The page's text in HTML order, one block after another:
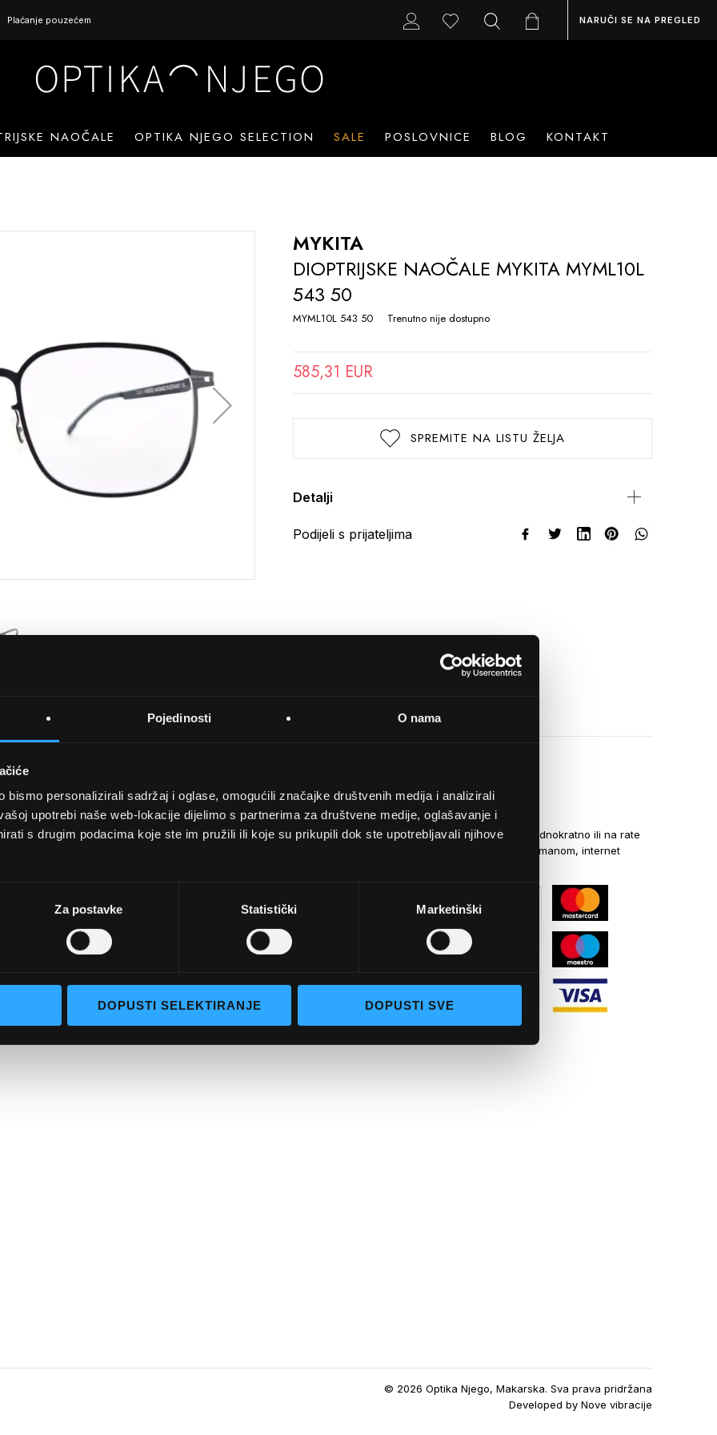
Pojedinosti O nama
bismo personalizirali sadržaj i oglase, omogućili značajke društvenih medija i analizirali
upotrebi naše web-lokacije dijelimo s partnerima za društvene medije, oglašavanje i
s drugim podacima koje ste im pružili ili koje su prikupili dok ste upotrebljavali njihove
Za postavke Statistički Marketinški
DOPUSTI SELEKTIRANJE DOPUSTI SVE
Plaćanje pouzećem NARUČI SE NA PREGLED
NAOČALE OPTIKA NJEGO SELECTION SALE POSLOVNICE BLOG KONTAKT
MYKITA
DIOPTRIJSKE NAOČALE MYKITA MYML10L
543 50
MYML10L 543 50 Trenutno nije dostupno
585,31 EUR
SPREMITE NA LISTU ŽELJA
Detalji
Podijeli s prijateljima
selection
UVJETI KUPNJE
Opći uvjeti poslovanja
Napredno pretraživanje
Narudžbe i povrati
NAČINI PLAĆANJA
Kreditnim karticama jednokratno ili na rate
općom uplatnicom, virmanom, internet
© 2026 Optika Njego, Makarska. Sva prava pridržana
Developed byNove vibracije